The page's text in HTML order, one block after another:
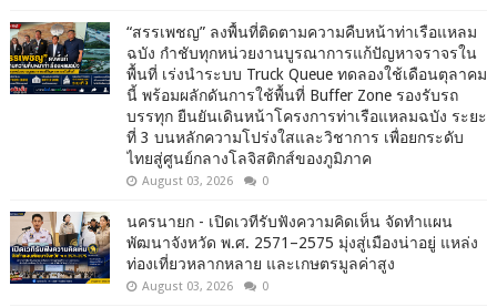
“สรรเพชญ” ลงพื้นที่ติดตามความคืบหน้าท่าเรือแหลม
ฉบัง กำชับทุกหน่วยงานบูรณาการแก้ปัญหาจราจรใน
พื้นที่ เร่งนำระบบ Truck Queue ทดลองใช้เดือนตุลาคม
นี้ พร้อมผลักดันการใช้พื้นที่ Buffer Zone รองรับรถ
บรรทุก ยืนยันเดินหน้าโครงการท่าเรือแหลมฉบัง ระยะ
ที่ 3 บนหลักความโปร่งใสและวิชาการ เพื่อยกระดับ
ไทยสู่ศูนย์กลางโลจิสติกส์ของภูมิภาค
August 03, 2026 0
นครนายก - เปิดเวทีรับฟังความคิดเห็น จัดทำแผน
พัฒนาจังหวัด พ.ศ. 2571–2575 มุ่งสู่เมืองน่าอยู่ แหล่ง
ท่องเที่ยวหลากหลาย และเกษตรมูลค่าสูง
August 03, 2026 0